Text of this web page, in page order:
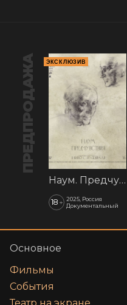
ПРЕДПРОДАЖА ЭКСКЛЮЗИВ
Наум. Предчувствия
18 + 2025, Россия
Документальный
Основное
Фильмы
События
Театр на экране